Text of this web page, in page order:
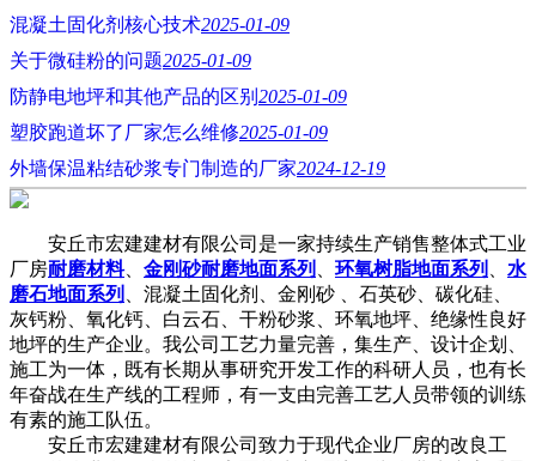
混凝土固化剂核心技术2025-01-09
关于微硅粉的问题2025-01-09
防静电地坪和其他产品的区别 2025-01-09
塑胶跑道坏了厂家怎么维修2025-01-09
外墙保温粘结砂浆专门制造的厂家2024-12-19
安丘市宏建建材有限公司是一家持续生产销售整体式工业
厂房耐磨材料、 金刚砂耐磨地面系列 环氧树脂地面系列
水
磨石地面系列
、混凝土固化剂、金刚砂 、石英砂、碳化硅、
灰钙粉、氧化钙、白云石、干粉砂浆、环氧地坪、绝缘性良好
地坪的生产企业。我公司工艺力量完善，集生产、设计企划、
施工为一体，既有长期从事研究开发工作的科研人员，也有长
年奋战在生产线的工程师，有一支由完善工艺人员带领的训练
有素的施工队伍。
安丘市宏建建材有限公司致力于现代企业厂房的改良工